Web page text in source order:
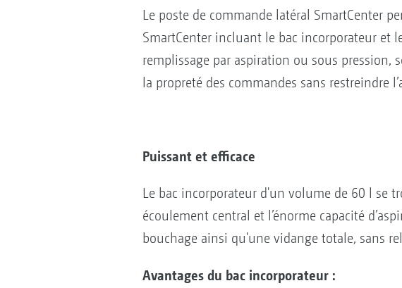
Le poste de commande latéral SmartCenter
SmartCenter incluant le bac incorporateur et
remplissage par aspiration ou sous pression,
la propreté des commandes sans restreindre
Puissant et efficace
Le bac incorporateur d'un volume de 60 l se
écoulement central et l’énorme capacité
bouchage ainsi qu'une vidange totale, sans
Avantages du bac incorporateur :